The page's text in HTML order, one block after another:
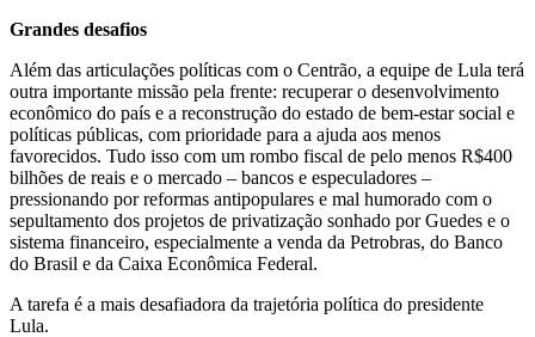
Grandes desafios
Além das articulações políticas com o Centrão, a equipe de Lula terá
outra importante missão pela frente: recuperar o desenvolvimento
econômico do país e a reconstrução do estado de bem-estar social e
políticas públicas, com prioridade para a ajuda aos menos
favorecidos. Tudo isso com um rombo fiscal de pelo menos R$400
bilhões de reais e o mercado – bancos e especuladores –
pressionando por reformas antipopulares e mal humorado com o
sepultamento dos projetos de privatização sonhado por Guedes e o
sistema financeiro, especialmente a venda da Petrobras, do Banco
do Brasil e da Caixa Econômica Federal.
A tarefa é a mais desafiadora da trajetória política do presidente
Lula.